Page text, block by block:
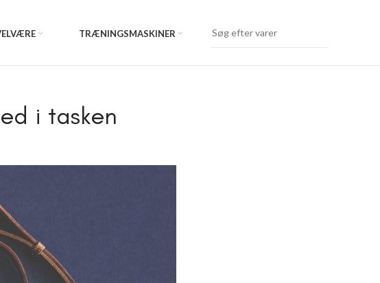
TRÆNINGSMASKINER
i tasken